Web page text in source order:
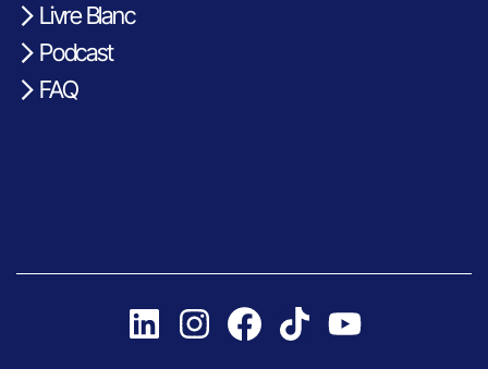
Livre Blanc
Podcast
FAQ